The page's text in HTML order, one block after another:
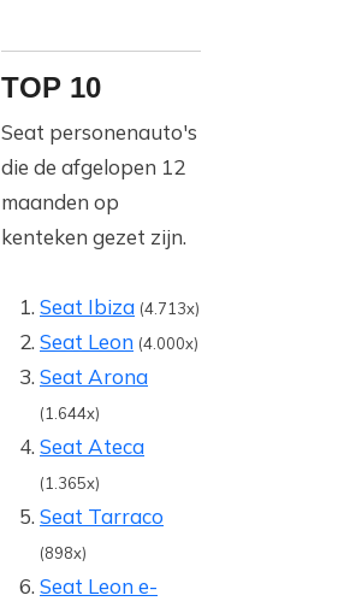
TOP 10
Seat personenauto's
die de afgelopen 12
maanden op
kenteken gezet zijn.
Seat Ibiza (4.713x)
Seat Leon (4.000x)
Seat Arona
(1.644x)
Seat Ateca
(1.365x)
Seat Tarraco
(898x)
Seat Leon e-